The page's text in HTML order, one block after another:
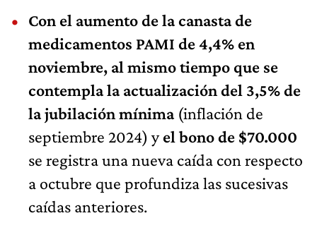
Con el aumento de la canasta de
medicamentos PAMI de 4,4% en
noviembre, al mismo tiempo que se
contempla la actualización del 3,5% de
la jubilación mínima(inflación de
septiembre 2024) yel bono de $70.000
se registra una nueva caída con respecto
a octubre que profundiza las sucesivas
caídas anteriores.